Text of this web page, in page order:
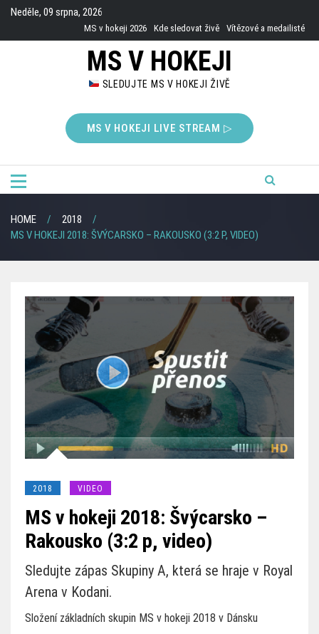
Skip
content
Neděle, 09 srpna, 2026
MS v hokeji 2026 Kde sledovat živě Vítězové a medailisté
MS V HOKEJI
SLEDUJTE MS V HOKEJI ŽIVĚ
MS V HOKEJI LIVE STREAM ▷
HOME
2018
MS V HOKEJI 2018: ŠVÝCARSKO – RAKOUSKO (3:2 P, VIDEO)
2018 VIDEO
MS v hokeji 2018: Švýcarsko –
Rakousko (3:2 p, video)
Sledujte zápas Skupiny A, která se hraje v Royal
Arena v Kodani.
Složení základních skupin MS v hokeji 2018 v Dánsku